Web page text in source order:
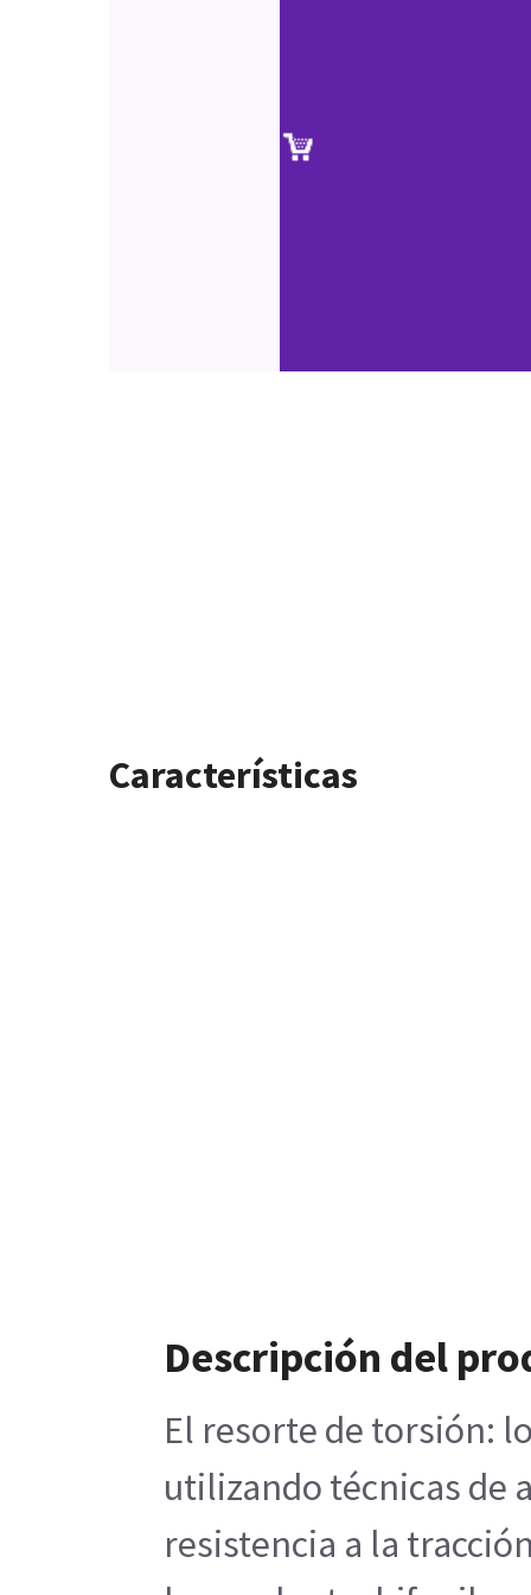
Características
Descripción del
El resorte de torsión:
utilizando técnicas de
resistencia a la